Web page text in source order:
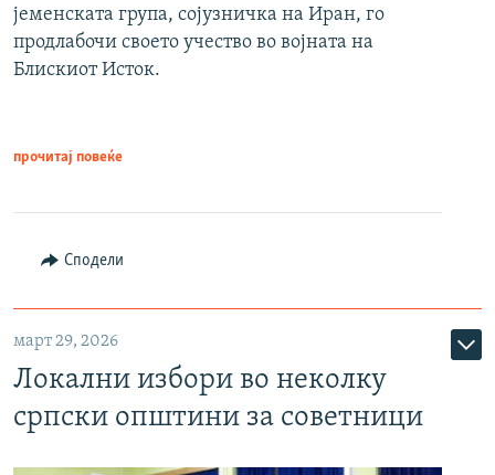
јеменската група, сојузничка на Иран, го
продлабочи своето учество во војната на
Блискиот Исток.
прочитај повеќе
Сподели
март 29, 2026
Локални избори во неколку
српски општини за советници